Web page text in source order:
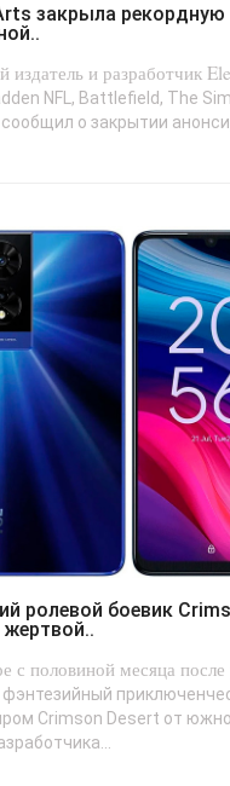
издатель и разработчик
NFL, Battlefield, The
о закрытии
с половиной месяца после
Crimson Desert от